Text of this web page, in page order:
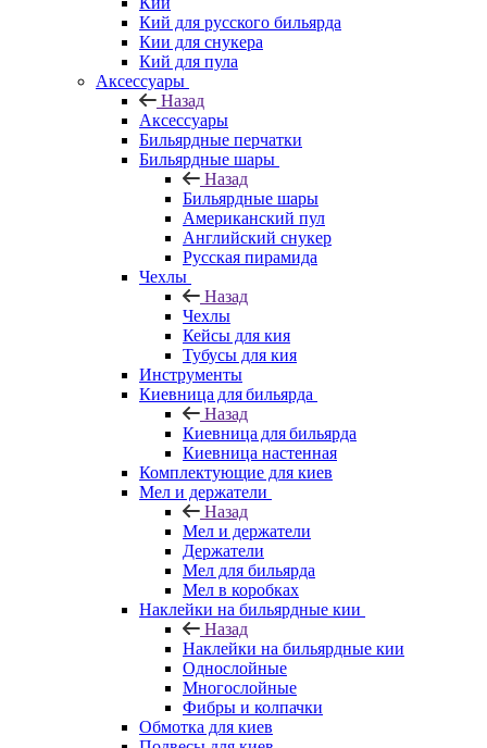
Кий для русского бильярда
Кии для снукера
Кий для пула
Аксессуары
Назад
Аксессуары
Бильярдные перчатки
Бильярдные шары
Назад
Бильярдные шары
Американский пул
Английский снукер
Русская пирамида
Чехлы
Назад
Чехлы
Кейсы для кия
Тубусы для кия
Инструменты
Киевница для бильярда
Назад
Киевница для бильярда
Киевница настенная
Комплектующие для киев
Мел и держатели
Назад
Мел и держатели
Держатели
Мел для бильярда
Мел в коробках
Наклейки на бильярдные кии
Назад
Наклейки на бильярдные кии
Однослойные
Многослойные
Фибры и колпачки
Обмотка для киев